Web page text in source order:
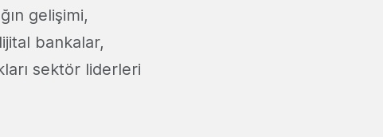
gelişimi,
bankalar,
sektör liderleri